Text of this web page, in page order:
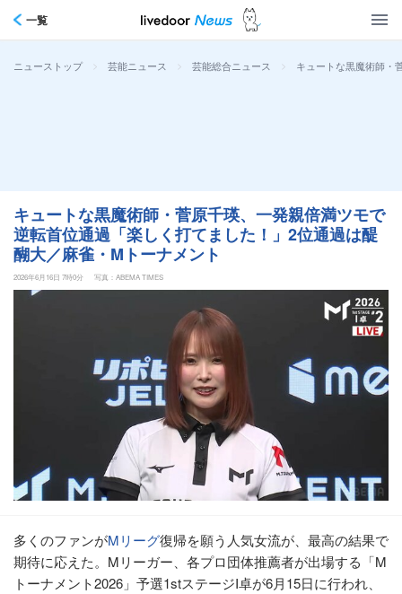
一覧
ニューストップ > 芸能ニュース > 芸能総合ニュース > キュートな黒魔術師・
キュートな黒魔術師・菅原千瑛、一発親倍満ツモで
逆転首位通過「楽しく打てました！」2位通過は醍
醐大／麻雀・Mトーナメント
2026年6月16日 7時0分 写真：ABEMA TIMES
多くのファンがMリーグ復帰を願う人気女流が、最高の結果で
期待に応えた。Mリーガー、各プロ団体推薦者が出場する「M
トーナメント2026」予選1stステージI卓が6月15日に行われ、